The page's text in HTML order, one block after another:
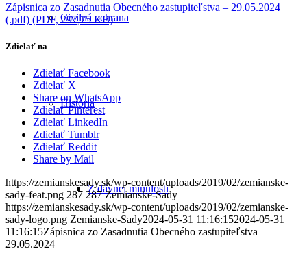
Civilná ochrana
História
Z dávnej minulosti
Zápisnica zo Zasadnutia Obecného zastupiteľstva – 29.05.2024
(.pdf) (PDF, 297,75 KB)
Zdielať na
Zdielať Facebook
Zdielať X
Share on WhatsApp
Zdielať Pinterest
Zdielať LinkedIn
Zdielať Tumblr
Zdielať Reddit
Share by Mail
https://zemianskesady.sk/wp-content/uploads/2019/02/zemianske-
sady-feat.png 287 287 Zemianske-Sady
https://zemianskesady.sk/wp-content/uploads/2019/02/zemianske-
sady-logo.png Zemianske-Sady2024-05-31 11:16:152024-05-31
11:16:15Zápisnica zo Zasadnutia Obecného zastupiteľstva –
29.05.2024